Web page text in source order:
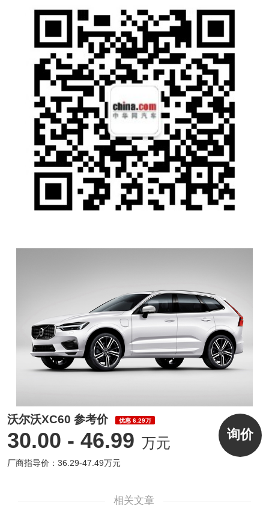
内置高德导航、华为应用市场、天猫精灵、腾
讯爱趣听等应用生态，同时搭载的科大讯飞智
动力方面，沃尔沃新款XC60将继续配备2.0T
插混（T8）等三种动力，其中燃油版车型还加
沃尔沃XC60 参考价 优惠 6.29万
30.00 - 46.99 万元
厂商指导价：36.29-47.49万元
询价
相关文章